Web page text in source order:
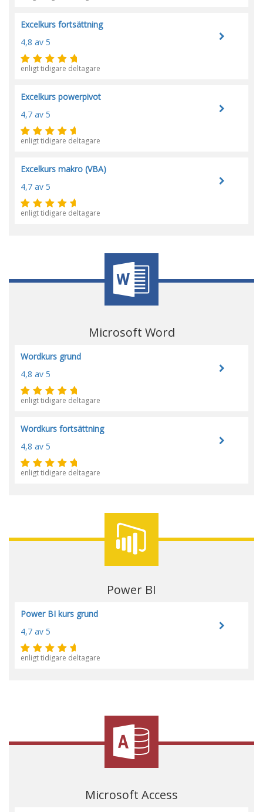
Excelkurs fortsättning
4,8 av 5
enligt tidigare deltagare
Excelkurs powerpivot
4,7 av 5
enligt tidigare deltagare
Excelkurs makro (VBA)
4,7 av 5
enligt tidigare deltagare
Microsoft Word
Wordkurs grund
4,8 av 5
enligt tidigare deltagare
Wordkurs fortsättning
4,8 av 5
enligt tidigare deltagare
Power BI
Power BI kurs grund
4,7 av 5
enligt tidigare deltagare
Microsoft Access